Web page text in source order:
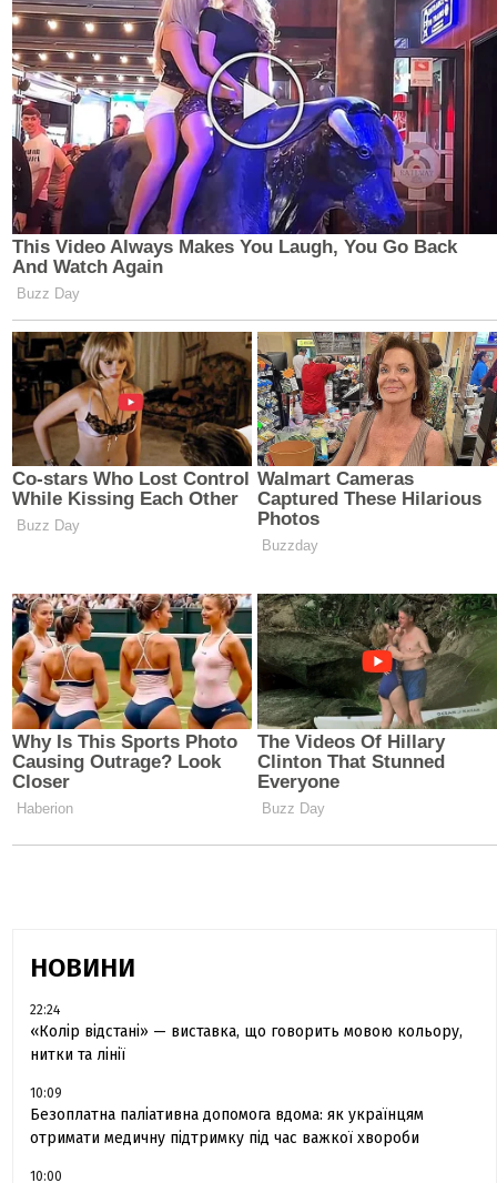
НОВИНИ
22:24
«Колір відстані» — виставка, що говорить мовою кольору,
нитки та лінії
10:09
Безоплатна паліативна допомога вдома: як українцям
отримати медичну підтримку під час важкої хвороби
10:00